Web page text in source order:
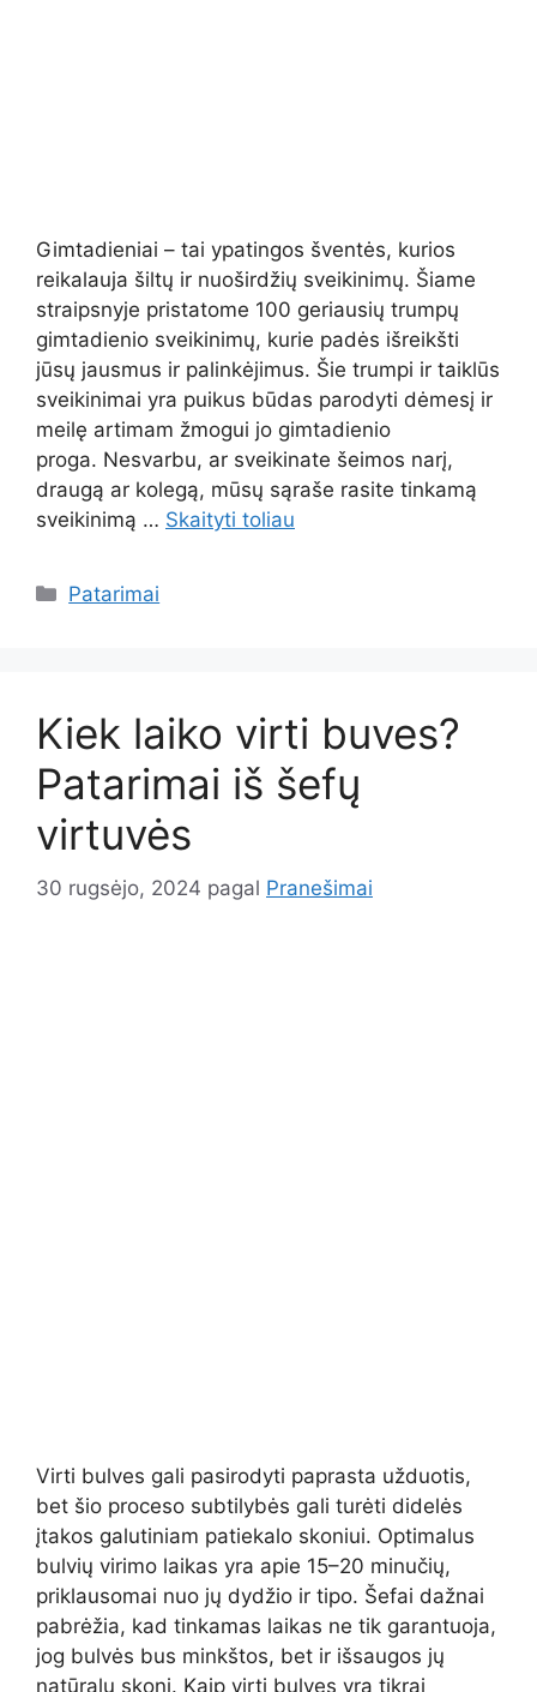
Gimtadieniai – tai ypatingos šventės, kurios
reikalauja šiltų ir nuoširdžių sveikinimų. Šiame
straipsnyje pristatome 100 geriausių trumpų
gimtadienio sveikinimų, kurie padės išreikšti
jūsų jausmus ir palinkėjimus. Šie trumpi ir taiklūs
sveikinimai yra puikus būdas parodyti dėmesį ir
meilę artimam žmogui jo gimtadienio
proga. Nesvarbu, ar sveikinate šeimos narį,
draugą ar kolegą, mūsų sąraše rasite tinkamą
sveikinimą … Skaityti toliau
Kategorijos
Patarimai
Kiek laiko virti buves?
Patarimai iš šefų
virtuvės
30 rugsėjo, 2024 pagal Pranešimai
Virti bulves gali pasirodyti paprasta užduotis,
bet šio proceso subtilybės gali turėti didelės
įtakos galutiniam patiekalo skoniui. Optimalus
bulvių virimo laikas yra apie 15–20 minučių,
priklausomai nuo jų dydžio ir tipo. Šefai dažnai
pabrėžia, kad tinkamas laikas ne tik garantuoja,
jog bulvės bus minkštos, bet ir išsaugos jų
natūralų skonį. Kaip virti bulves yra tikrai